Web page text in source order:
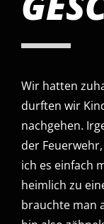
Wir hatten
durften wir
nachgehen.
der
ich es einfach
heimlich zu
brauchte man